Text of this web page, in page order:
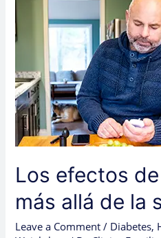
Los efectos
más allá de la
Leave a Comment / Diabetes,
de
la
más
allá
de
la
superficie